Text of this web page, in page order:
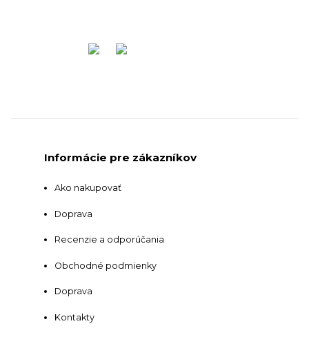
Informácie pre zákazníkov
Ako nakupovať
Doprava
Recenzie a odporúčania
Obchodné podmienky
Doprava
Kontakty